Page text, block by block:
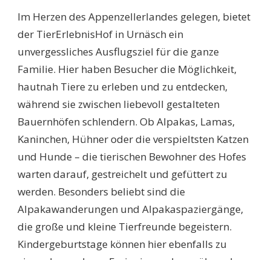
Im Herzen des Appenzellerlandes gelegen, bietet
der TierErlebnisHof in Urnäsch ein
unvergessliches Ausflugsziel für die ganze
Familie. Hier haben Besucher die Möglichkeit,
hautnah Tiere zu erleben und zu entdecken,
während sie zwischen liebevoll gestalteten
Bauernhöfen schlendern. Ob Alpakas, Lamas,
Kaninchen, Hühner oder die verspieltsten Katzen
und Hunde – die tierischen Bewohner des Hofes
warten darauf, gestreichelt und gefüttert zu
werden. Besonders beliebt sind die
Alpakawanderungen und Alpakaspaziergänge,
die große und kleine Tierfreunde begeistern.
Kindergeburtstage können hier ebenfalls zu